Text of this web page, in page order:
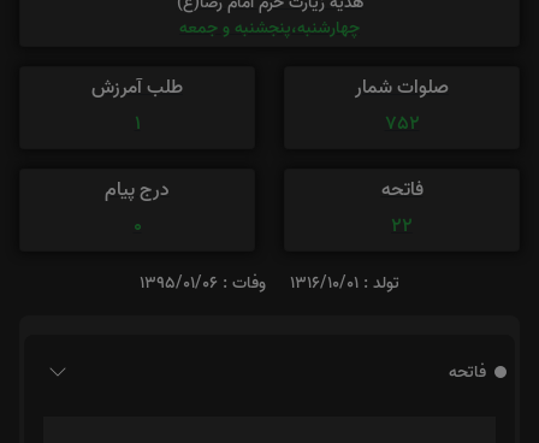
چهارشنبه،پنجشنبه و جمعه
صلوات شمار
752
طلب آمرزش
1
فاتحه
22
درج پیام
0
تولد : 1316/10/01 وفات : 1395/01/06
فاتحه